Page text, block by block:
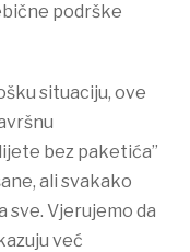
podrške
situaciju, ove
bez paketića”
ali svakako
sve. Vjerujemo da
već